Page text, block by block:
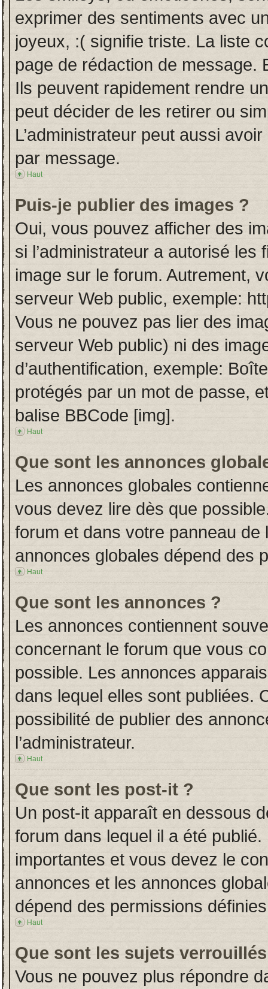
exprimer des sentiments avec
joyeux, :( signifie triste. La liste
page de rédaction de message.
Ils peuvent rapidement rendre
peut décider de les retirer ou
L’administrateur peut aussi
par message.
Haut
Puis-je publier des images ?
Oui, vous pouvez afficher des
si l’administrateur a autorisé
image sur le forum. Autrement,
serveur Web public, exemple:
Vous ne pouvez pas lier des
serveur Web public) ni des
d’authentification, exemple:
protégés par un mot de passe,
balise BBCode [img].
Haut
Que sont les annonces
Les annonces globales
vous devez lire dès que
forum et dans votre panneau de
annonces globales dépend des
Haut
Que sont les annonces ?
Les annonces contiennent
concernant le forum que vous
possible. Les annonces
dans lequel elles sont publiées.
possibilité de publier des
l’administrateur.
Haut
Que sont les post-it ?
Un post-it apparaît en dessous
forum dans lequel il a été
importantes et vous devez le
annonces et les annonces
dépend des permissions
Haut
Que sont les sujets
Vous ne pouvez plus répondre